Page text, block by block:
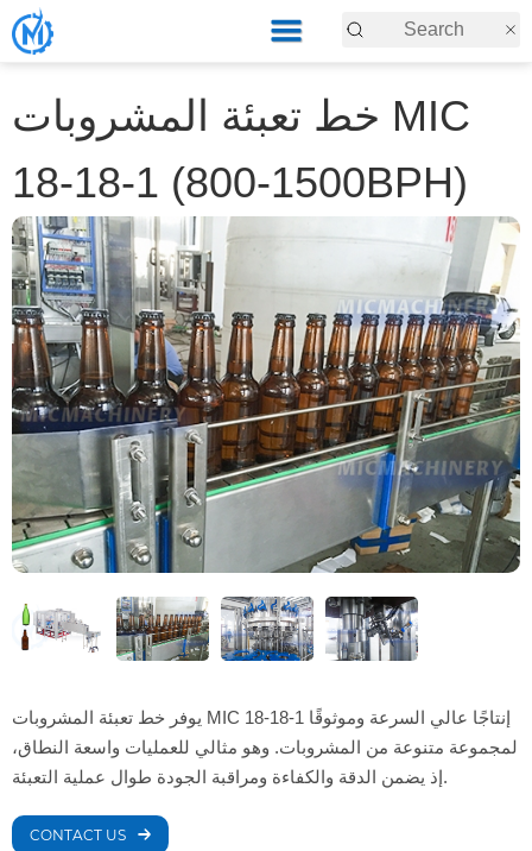
خط تعبئة المشروبات MIC
18-18-1 (800-1500BPH)
يوفر خط تعبئة المشروبات MIC 18-18-1 إنتاجًا عالي السرعة وموثوقًا
لمجموعة متنوعة من المشروبات. وهو مثالي للعمليات واسعة النطاق،
إذ يضمن الدقة والكفاءة ومراقبة الجودة طوال عملية التعبئة.
CONTACT US